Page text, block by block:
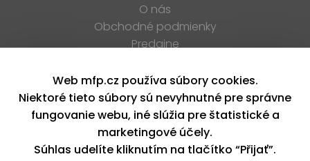
O nás
Obchodné podmienky
Predajne
K stiahnutiu
Blog
Kontakt
Kariéra
XML feed
Web mfp.cz používa súbory cookies.
Niektoré tieto súbory sú nevyhnutné pre správne
fungovanie webu, iné slúžia pre štatistické a
marketingové účely.
Súhlas udelíte kliknutím na tlačítko “Přijať”.